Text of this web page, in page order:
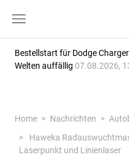
Bestellstart für Dodge
Welten auffällig 07.08.2026,
Home Nachrichten
Haweka
Laserpunkt und Linienlaser